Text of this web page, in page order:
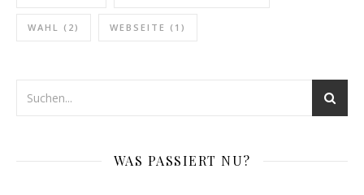
WAHL (2) WEBSEITE (1)
WAS PASSIERT NU?